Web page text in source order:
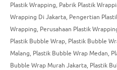
Plastik Wrapping, Pabrik Plastik
Wrapping Di Jakarta, Pengertian
Wrapping, Perusahaan Plastik
Plastik Bubble Wrap, Plastik Bubble
Malang, Plastik Bubble Wrap Medan,
Bubble Wrap Murah Jakarta, Plastik